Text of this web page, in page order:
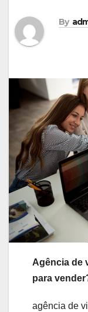
By
Agência de
para
agência de